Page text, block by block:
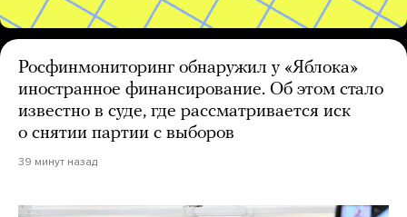
Росфинмониторинг обнаружил у «Яблока»
иностранное финансирование. Об этом стало
известно в суде, где рассматривается иск
о снятии партии с выборов
39 минут назад